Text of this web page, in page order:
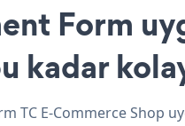
Form
TC E-Commerce Shop